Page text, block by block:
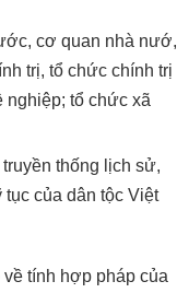
cơ quan nhà nướ,
trị, tổ chức chính trị
nghiệp; tổ chức xã
thống lịch sử,
của dân tộc Việt
tính hợp pháp của